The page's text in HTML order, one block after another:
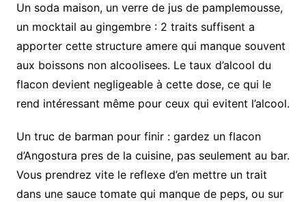
Un soda maison, un verre de jus de pamplemousse,
un mocktail au gingembre : 2 traits suffisent a
apporter cette structure amere qui manque souvent
aux boissons non alcoolisees. Le taux d’alcool du
flacon devient negligeable à cette dose, ce qui le
rend intéressant même pour ceux qui evitent l’alcool.
Un truc de barman pour finir : gardez un flacon
d’Angostura pres de la cuisine, pas seulement au bar.
Vous prendrez vite le reflexe d’en mettre un trait
dans une sauce tomate qui manque de peps, ou sur